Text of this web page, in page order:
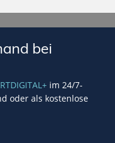
bei
im 24/7-
oder als kostenlose